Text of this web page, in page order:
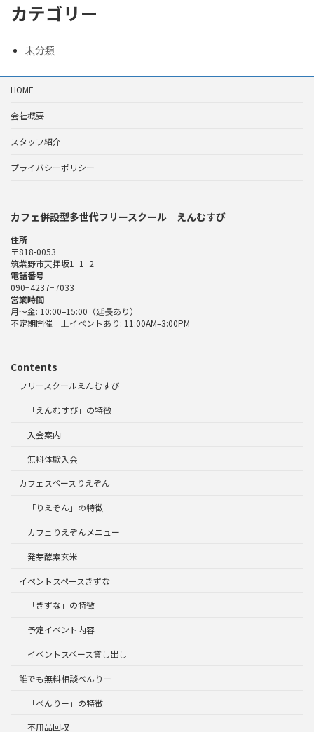
カテゴリー
未分類
HOME
会社概要
スタッフ紹介
プライバシーポリシー
カフェ併設型多世代フリースクール えんむすび
住所
〒818-0053
筑紫野市天拝坂1−1−2
電話番号
090−4237−7033
営業時間
月〜金: 10:00–15:00（延長あり）
不定期開催 土イベントあり: 11:00AM–3:00PM
Contents
フリースクールえんむすび
「えんむすび」の特徴
入会案内
無料体験入会
カフェスペースりえぞん
「りえぞん」の特徴
カフェりえぞんメニュー
発芽酵素玄米
イベントスペースきずな
「きずな」の特徴
予定イベント内容
イベントスペース貸し出し
誰でも無料相談べんりー
「べんりー」の特徴
不用品回収